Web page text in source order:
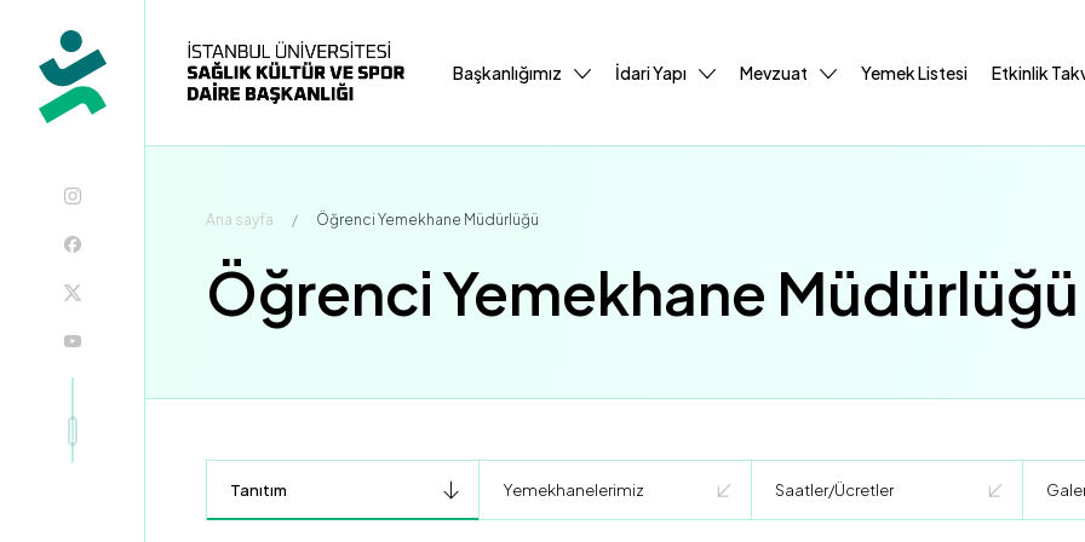
Başkanlığımız İdari Yapı Mevzuat Yemek Listesi Etkinlik
Ana sayfa / Öğrenci Yemekhane Müdürlüğü
Öğrenci Yemekhane Müdürlüğü
Tanıtım Yemekhanelerimiz Saatler/Ücretler